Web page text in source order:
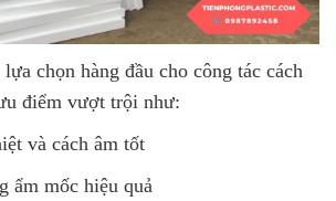
lựa chọn hàng đầu cho công tác cách
điểm vượt trội như:
và cách âm tốt
ẩm mốc hiệu quả